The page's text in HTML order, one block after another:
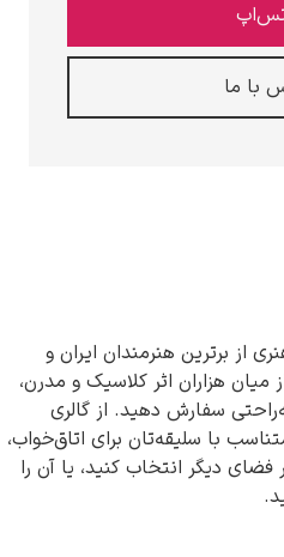
با ما
از برترین هنرمندان ایران و
هزاران اثر کلاسیک و مدرن،
سفارش دهید. از گالری
با سلیقه‌تان برای اتاق‌خواب،
دیگر انتخاب کنید، یا آن را